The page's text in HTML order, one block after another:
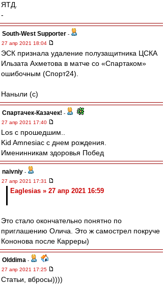
ЯТД.
-
South-West Supporter -
27 апр 2021 18:04
ЭСК признала удаление полузащитника ЦСКА
Ильзата Ахметова в матче со «Спартаком»
ошибочным (Спорт24).
Наныли (с)
Спартачек-Казачек! -
27 апр 2021 17:40
Los с прошедшим..
Kid Amnesiac с днем рождения.
Именинникам здоровья Побед
naivniy -
27 апр 2021 17:31
Eaglesias » 27 апр 2021 16:59
Это стало окончательно понятно по
приглашению Олича. Это ж самострел покруче
Кононова после Карреры)
Olddima -
27 апр 2021 17:25
Статьи, вбросы))))